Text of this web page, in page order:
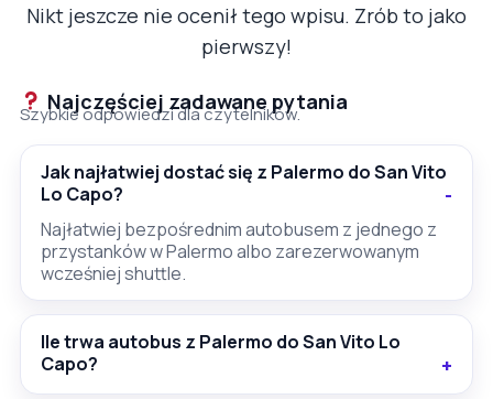
Nikt jeszcze nie ocenił tego wpisu. Zrób to jako
pierwszy!
Najczęściej zadawane pytania
Szybkie odpowiedzi dla czytelników.
Jak najłatwiej dostać się z Palermo do San Vito
Lo Capo?
Najłatwiej bezpośrednim autobusem z jednego z
przystanków w Palermo albo zarezerwowanym
wcześniej shuttle.
Ile trwa autobus z Palermo do San Vito Lo
Capo?